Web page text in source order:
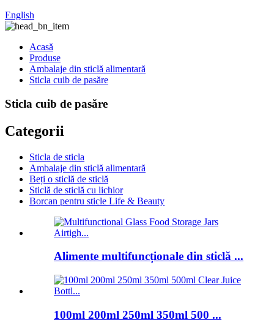
English
Acasă
Produse
Ambalaje din sticlă alimentară
Sticla cuib de pasăre
Sticla cuib de pasăre
Categorii
Sticla de sticla
Ambalaje din sticlă alimentară
Beți o sticlă de sticlă
Sticlă de sticlă cu lichior
Borcan pentru sticle Life & Beauty
Alimente multifuncționale din sticlă ...
100ml 200ml 250ml 350ml 500 ...